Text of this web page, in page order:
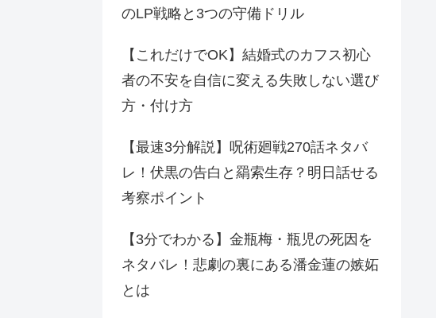
のLP戦略と3つの守備ドリル
【これだけでOK】結婚式のカフス初心
者の不安を自信に変える失敗しない選び
方・付け方
【最速3分解説】呪術廻戦270話ネタバ
レ！伏黒の告白と羂索生存？明日話せる
考察ポイント
【3分でわかる】金瓶梅・瓶児の死因を
ネタバレ！悲劇の裏にある潘金蓮の嫉妬
とは